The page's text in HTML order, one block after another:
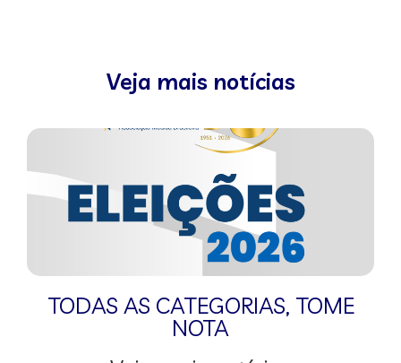
Veja mais notícias
TODAS AS CATEGORIAS, TOME
NOTA